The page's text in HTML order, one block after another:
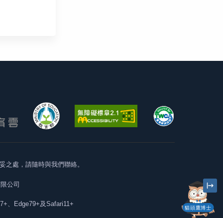
貓頭鷹博士
之處，請隨時與我們聯絡。
公司
、Edge79+及Safari11+